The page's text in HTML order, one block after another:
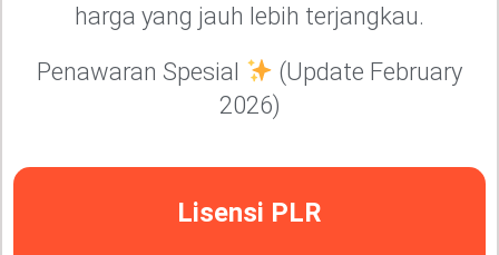
harga yang jauh lebih terjangkau.
Penawaran Spesial
(Update February
2026)
Lisensi PLR